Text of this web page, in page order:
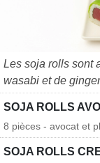
Les soja rolls sont
wasabi et de
SOJA ROLLS
8 pièces - avocat et
SOJA ROLLS